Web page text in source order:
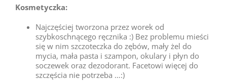
Kosmetyczka:
Najczęściej tworzona przez worek od
szybkoschnącego ręcznika :) Bez problemu mieści
się w nim szczoteczka do zębów, mały żel do
mycia, mała pasta i szampon, okulary i płyn do
soczewek oraz dezodorant. Facetowi więcej do
szczęścia nie potrzeba …:)